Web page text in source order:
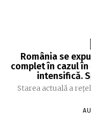
România se
complet în cazul
intensifică.
Starea actuală a